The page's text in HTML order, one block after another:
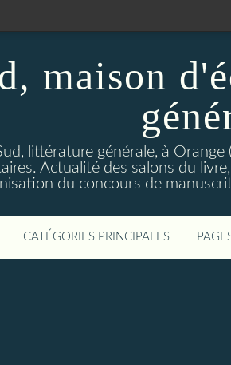
maison
littérature générale, à
Actualité des salons du
du concours de
CATÉGORIES PRINCIPALES